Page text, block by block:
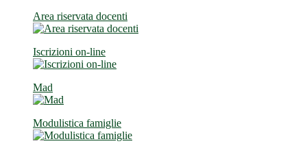
Area riservata docenti
Iscrizioni on-line
Mad
Modulistica famiglie